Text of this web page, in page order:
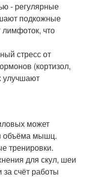
- регулярные
подкожные
что
стресс от
(кортизол,
улучшают
может
объёма мышц.
тренировки.
для скул, шеи
счёт работы